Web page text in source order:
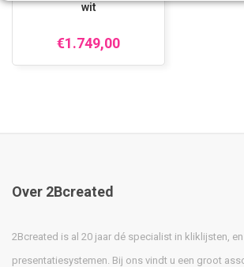
wit
€1.749,00
Over 2Bcreated
2Bcreated is al 20 jaar dé specialist in kliklijsten, en
presentatiesystemen. Bij ons vindt u een groot